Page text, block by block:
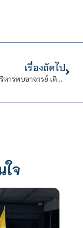
เรื่องถัดไป
สจด. เปิดเวทีผู้บริหารพบอาจารย์ เดินหน้าถ่ายทอดแผนยุทธศาสตร์ 2570-2574ยกระดับการศึกษา บุคลากร และการบริหารองค์กร
จ